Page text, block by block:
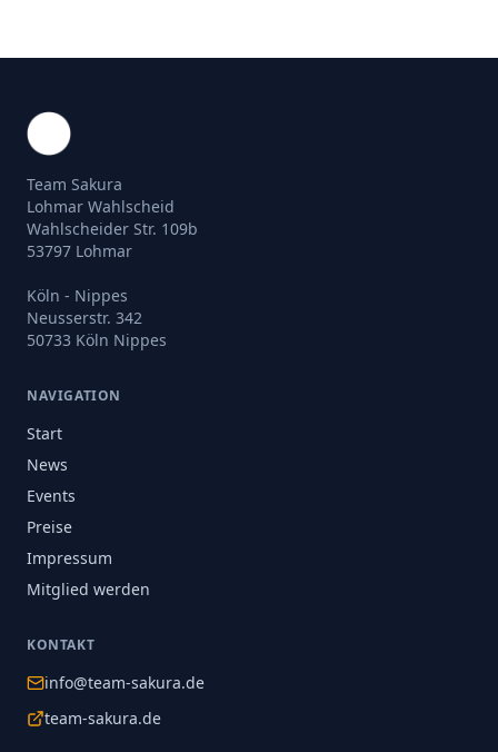
Team Sakura
Lohmar Wahlscheid
Wahlscheider Str. 109b
53797 Lohmar
Köln - Nippes
Neusserstr. 342
50733 Köln Nippes
NAVIGATION
Start
News
Events
Preise
Impressum
Mitglied werden
KONTAKT
info@team-sakura.de
team-sakura.de